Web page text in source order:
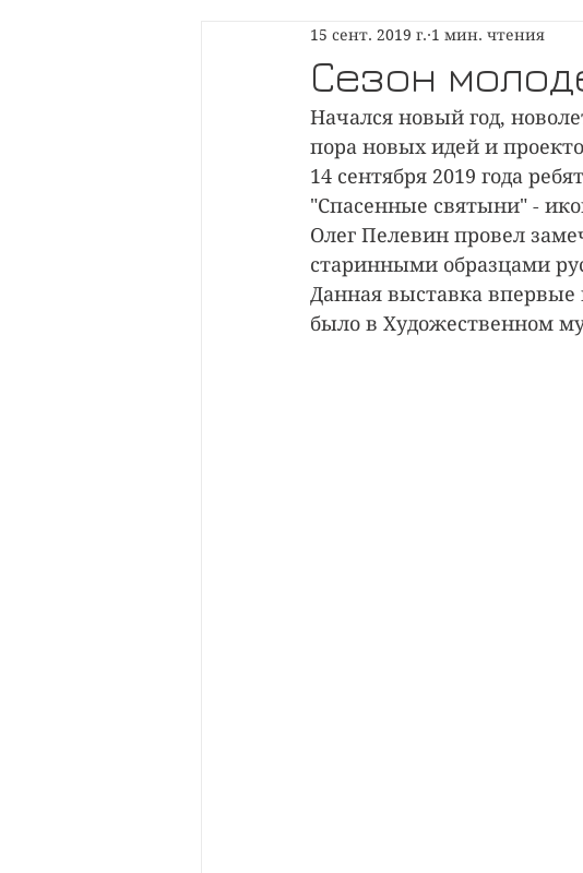
Сезон
15 сент. 2019 г. 1 мин. чтения
Начался новый год,
пора новых идей и
14 сентября 2019 года
"Спасенные святыни" -
Олег Пелевин провел
старинными образцами
Данная выставка
было в Художественном